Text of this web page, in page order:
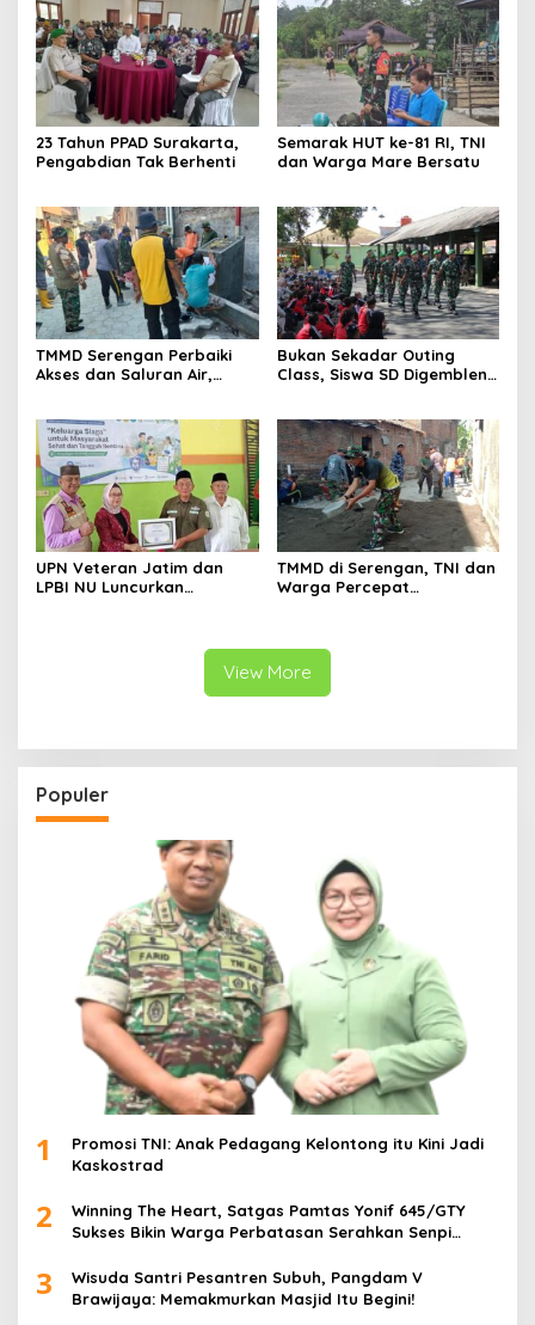
23 Tahun PPAD Surakarta,
Pengabdian Tak Berhenti
Semarak HUT ke-81 RI, TNI
dan Warga Mare Bersatu
TMMD Serengan Perbaiki
Akses dan Saluran Air,
Bukan Sekadar Outing
Class, Siswa SD Digembleng
UPN Veteran Jatim dan
LPBI NU Luncurkan
TMMD di Serengan, TNI dan
Warga Percepat
View More
Populer
1
Promosi TNI: Anak Pedagang Kelontong itu Kini Jadi
Kaskostrad
2
Winning The Heart, Satgas Pamtas Yonif 645/GTY
Sukses Bikin Warga Perbatasan Serahkan Senpi
3
Wisuda Santri Pesantren Subuh, Pangdam V
Brawijaya: Memakmurkan Masjid Itu Begini!